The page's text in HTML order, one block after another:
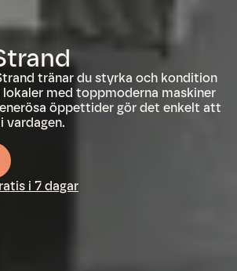
tränar du styrka och kondition
lokaler med toppmoderna maskiner
öppettider gör det enkelt att
vardagen.
i 7 dagar